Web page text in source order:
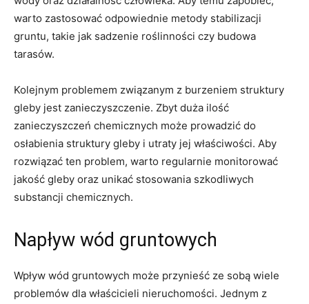
warto zastosować odpowiednie metody stabilizacji
gruntu, takie jak‍ sadzenie roślinności ⁤czy budowa‍
tarasów.
Kolejnym problemem związanym z​ burzeniem ‌struktury
gleby jest zanieczyszczenie. Zbyt duża ilość
zanieczyszczeń chemicznych może ‍prowadzić do
osłabienia​ struktury gleby i utraty jej właściwości. Aby
rozwiązać‍ ten problem, ​warto regularnie monitorować
jakość gleby oraz unikać stosowania ‍szkodliwych
substancji chemicznych.
Napływ ‌wód gruntowych
Wpływ wód gruntowych⁣ może‍ przynieść ze sobą wiele
problemów dla ⁣właścicieli nieruchomości. Jednym z